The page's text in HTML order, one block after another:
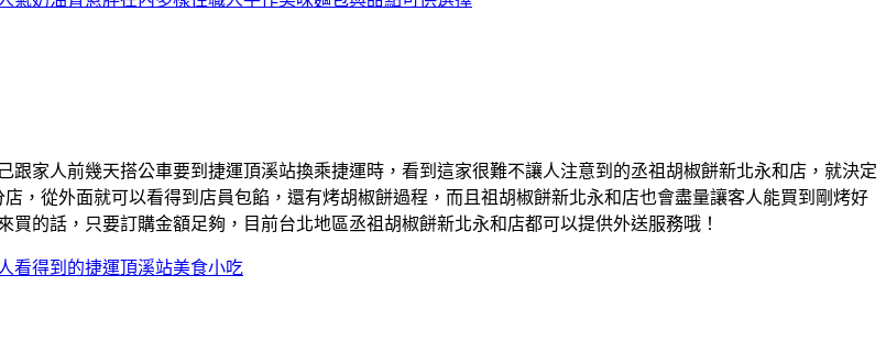
家人前幾天搭公車要到捷運頂溪站換乘捷運時，看到這家很難不讓人注意到的丞祖胡椒餅新北永和店，就決定
，從外面就可以看得到店員包餡，還有烤胡椒餅過程，而且祖胡椒餅新北永和店也會盡量讓客人能買到剛烤好
的話，只要訂購金額足夠，目前台北地區丞祖胡椒餅新北永和店都可以提供外送服務哦！
看得到的捷運頂溪站美食小吃